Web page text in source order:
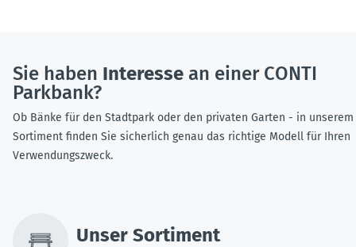
Sie haben Interesse an einer CONTI
Parkbank?
Ob Bänke für den Stadtpark oder den privaten Garten - in unserem
Sortiment finden Sie sicherlich genau das richtige Modell für Ihren
Verwendungszweck.
Unser Sortiment